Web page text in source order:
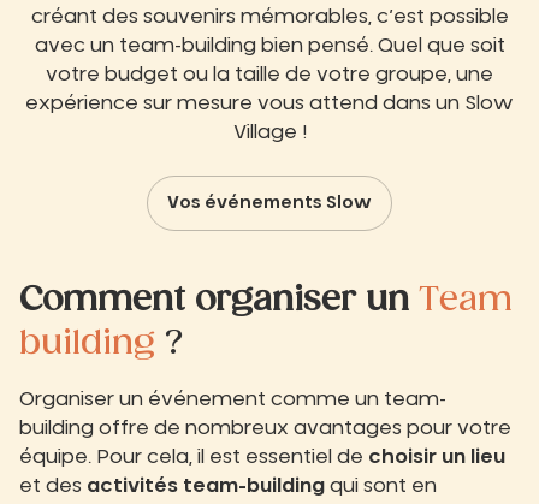
créant des souvenirs mémorables, c’est possible
avec un team-building bien pensé. Quel que soit
votre budget ou la taille de votre groupe, une
expérience sur mesure vous attend dans un Slow
Village !
Vos événements Slow
Comment organiser un Team
building ?
Organiser un événement comme un team-
building offre de nombreux avantages pour votre
équipe. Pour cela, il est essentiel de choisir un lieu
et des activités team-building qui sont en